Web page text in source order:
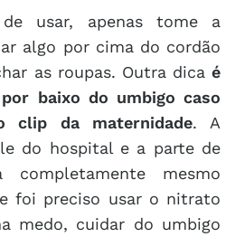
usar, apenas tome a
algo por cima do cordão
as roupas. Outra dica é
baixo do umbigo caso
clip da maternidade. A
do hospital e a parte de
completamente mesmo
foi preciso usar o nitrato
medo, cuidar do umbigo